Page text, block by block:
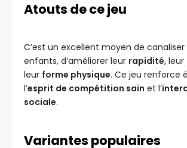
Atouts de ce jeu
C’est un excellent moyen de canaliser
enfants, d’améliorer leur rapidité, leur
leur forme physique. Ce jeu renforce
l’esprit de compétition sain et l’
sociale.
Variantes populaires